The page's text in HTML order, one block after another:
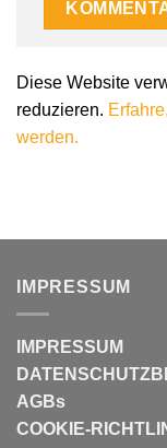
Diese Website
reduzieren.
werden.
IMPRESSUM
IMPRESSUM
AGBs
COOKIE-